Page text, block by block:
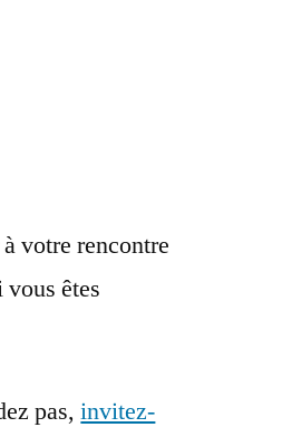
votre rencontre
êtes
pas,invitez-